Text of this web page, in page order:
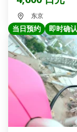
东京
当日预约 即时确认